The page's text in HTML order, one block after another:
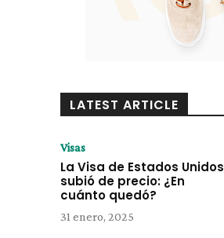
LATEST ARTICLE
Visas
La Visa de Estados Unidos
subió de precio: ¿En
cuánto quedó?
31 enero, 2025